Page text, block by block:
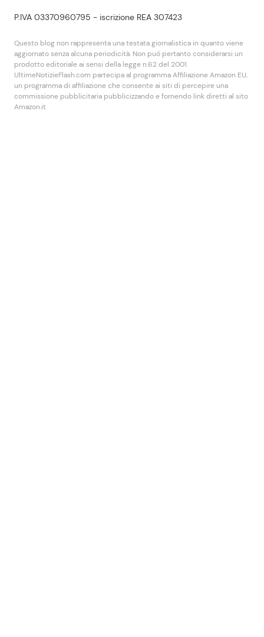
P.IVA 03370960795 - iscrizione REA 307423
Questo blog non rappresenta una testata giornalistica in quanto viene
aggiornato senza alcuna periodicità. Non puó pertanto considerarsi un
prodotto editoriale ai sensi della legge n.62 del 2001.
UltimeNotizieFlash.com partecipa al programma Affiliazione Amazon EU,
un programma di affiliazione che consente ai siti di percepire una
commissione pubblicitaria pubblicizzando e fornendo link diretti al sito
Amazon.it.